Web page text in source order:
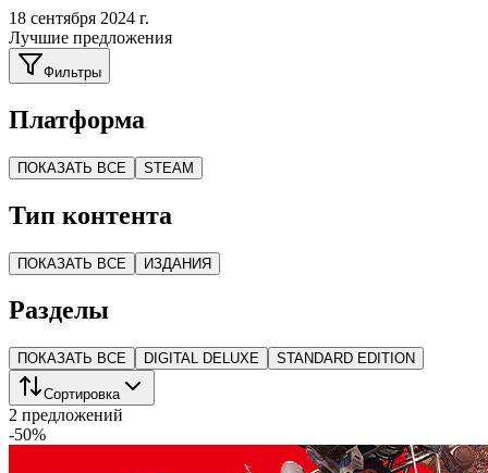
18 сентября 2024 г.
Лучшие предложения
Фильтры
Платформа
ПОКАЗАТЬ ВСЕ STEAM
Тип контента
ПОКАЗАТЬ ВСЕ ИЗДАНИЯ
Разделы
ПОКАЗАТЬ ВСЕ DIGITAL DELUXE STANDARD EDITION
Сортировка
2 предложений
-50%